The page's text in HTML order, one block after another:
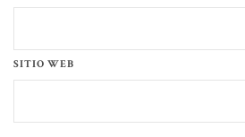
SITIO WEB